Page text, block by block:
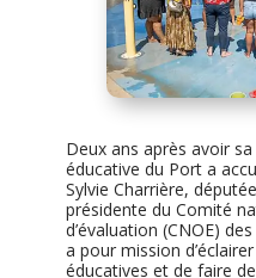
Deux ans après avoir
éducative du Port a
Sylvie Charrière,
présidente du Comité
d’évaluation (CNOE)
a pour mission
éducatives et de faire